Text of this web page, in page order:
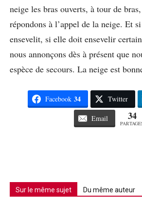
neige les bras ouverts, à tour de
répondons à l’appel de la neige. Et
ensevelit, si elle doit ensevelir
nous annonçons dès à présent que
espèce de secours. La neige est
Facebook 34 Twitter
Email 34
Sur le même sujet Du même auteur